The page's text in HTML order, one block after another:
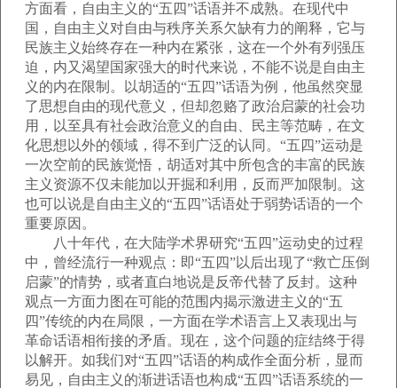
方面看，自由主义的“五四”话语并不成熟。在现代中
国，自由主义对自由与秩序关系欠缺有力的阐释，它与
民族主义始终存在一种内在紧张，这在一个外有列强压
迫，内又渴望国家强大的时代来说，不能不说是自由主
义的内在限制。以胡适的“五四”话语为例，他虽然突显
了思想自由的现代意义，但却忽赂了政治启蒙的社会功
用，以至具有社会政治意义的自由、民主等范畴，在文
化思想以外的领域，得不到广泛的认同。“五四”运动是
一次空前的民族觉悟，胡适对其中所包含的丰富的民族
主义资源不仅未能加以开掘和利用，反而严加限制。这
也可以说是自由主义的“五四”话语处于弱势话语的一个
重要原因。
八十年代，在大陆学术界研究“五四”运动史的过程
中，曾经流行一种观点：即“五四”以后出现了“救亡压倒
启蒙”的情势，或者直白地说是反帝代替了反封。这种
观点一方面力图在可能的范围内揭示激进主义的“五
四”传统的内在局限，一方面在学术语言上又表现出与
革命话语相衔接的矛盾。现在，这个问题的症结终于得
以解开。如我们对“五四”话语的构成作全面分析，显而
易见，自由主义的渐进话语也构成“五四”话语系统的一